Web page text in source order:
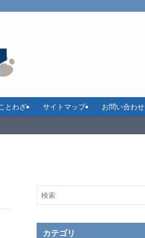
とわざ サイトマップ お問い合わせ
カテゴリ